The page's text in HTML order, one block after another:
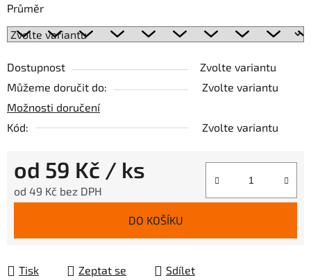
Průměr
Dostupnost
Zvolte variantu
Můžeme doručit do:
Zvolte variantu
Možnosti doručení
Kód:
Zvolte variantu
od 59 Kč / ks
od 49 Kč bez DPH
DO KOŠÍKU
Tisk Zeptat se Sdílet